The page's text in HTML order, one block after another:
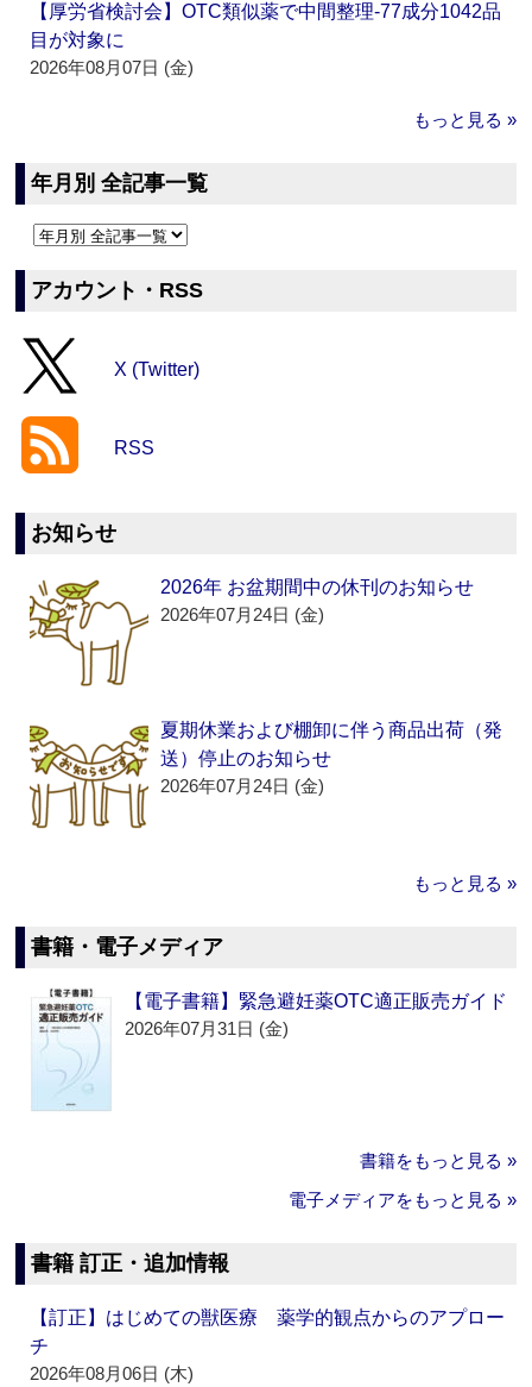
【厚労省検討会】OTC類似薬で中間整理‐77成分1042品
目が対象に
2026年08月07日 (金)
もっと見る »
年月別 全記事一覧
アカウント・RSS
X (Twitter)
RSS
お知らせ
2026年 お盆期間中の休刊のお知らせ
2026年07月24日 (金)
夏期休業および棚卸に伴う商品出荷（発
送）停止のお知らせ
2026年07月24日 (金)
もっと見る »
書籍・電子メディア
【電子書籍】緊急避妊薬OTC適正販売ガイド
2026年07月31日 (金)
書籍をもっと見る »
電子メディアをもっと見る »
書籍 訂正・追加情報
【訂正】はじめての獣医療 薬学的観点からのアプロー
チ
2026年08月06日 (木)